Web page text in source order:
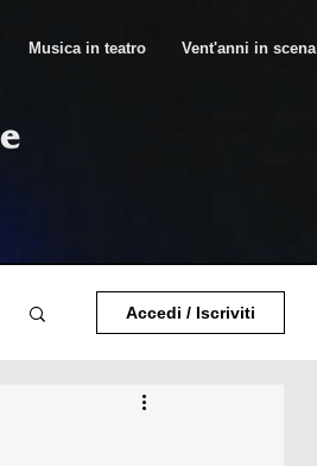
Musica in teatro Vent'anni in scena
Accedi / Iscriviti